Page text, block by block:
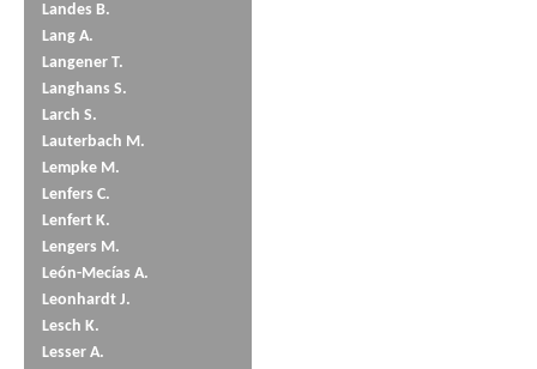
Landes B.
Lang A.
Langener T.
Langhans S.
Larch S.
Lauterbach M.
Lempke M.
Lenfers C.
Lenfert K.
Lengers M.
León-Mecías A.
Leonhardt J.
Lesch K.
Lesser A.